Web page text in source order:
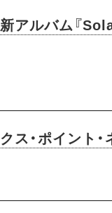
アルバム『
ス・ポイント